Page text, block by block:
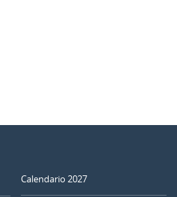
Calendario 2027